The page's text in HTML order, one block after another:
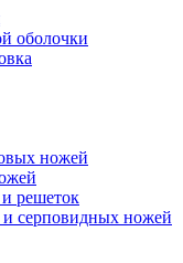
оболочки
ножей
решеток
и серповидных ножей